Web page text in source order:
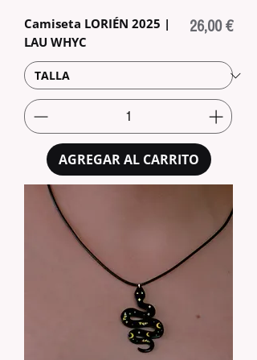
Camiseta LORIÉN 2025 |
LAU WHYC
Precio
26,00 €
AGREGAR AL CARRITO